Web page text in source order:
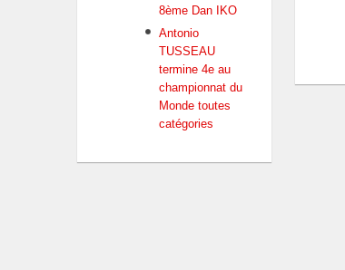
8ème Dan IKO
Antonio
TUSSEAU
termine 4e au
championnat du
Monde toutes
catégories